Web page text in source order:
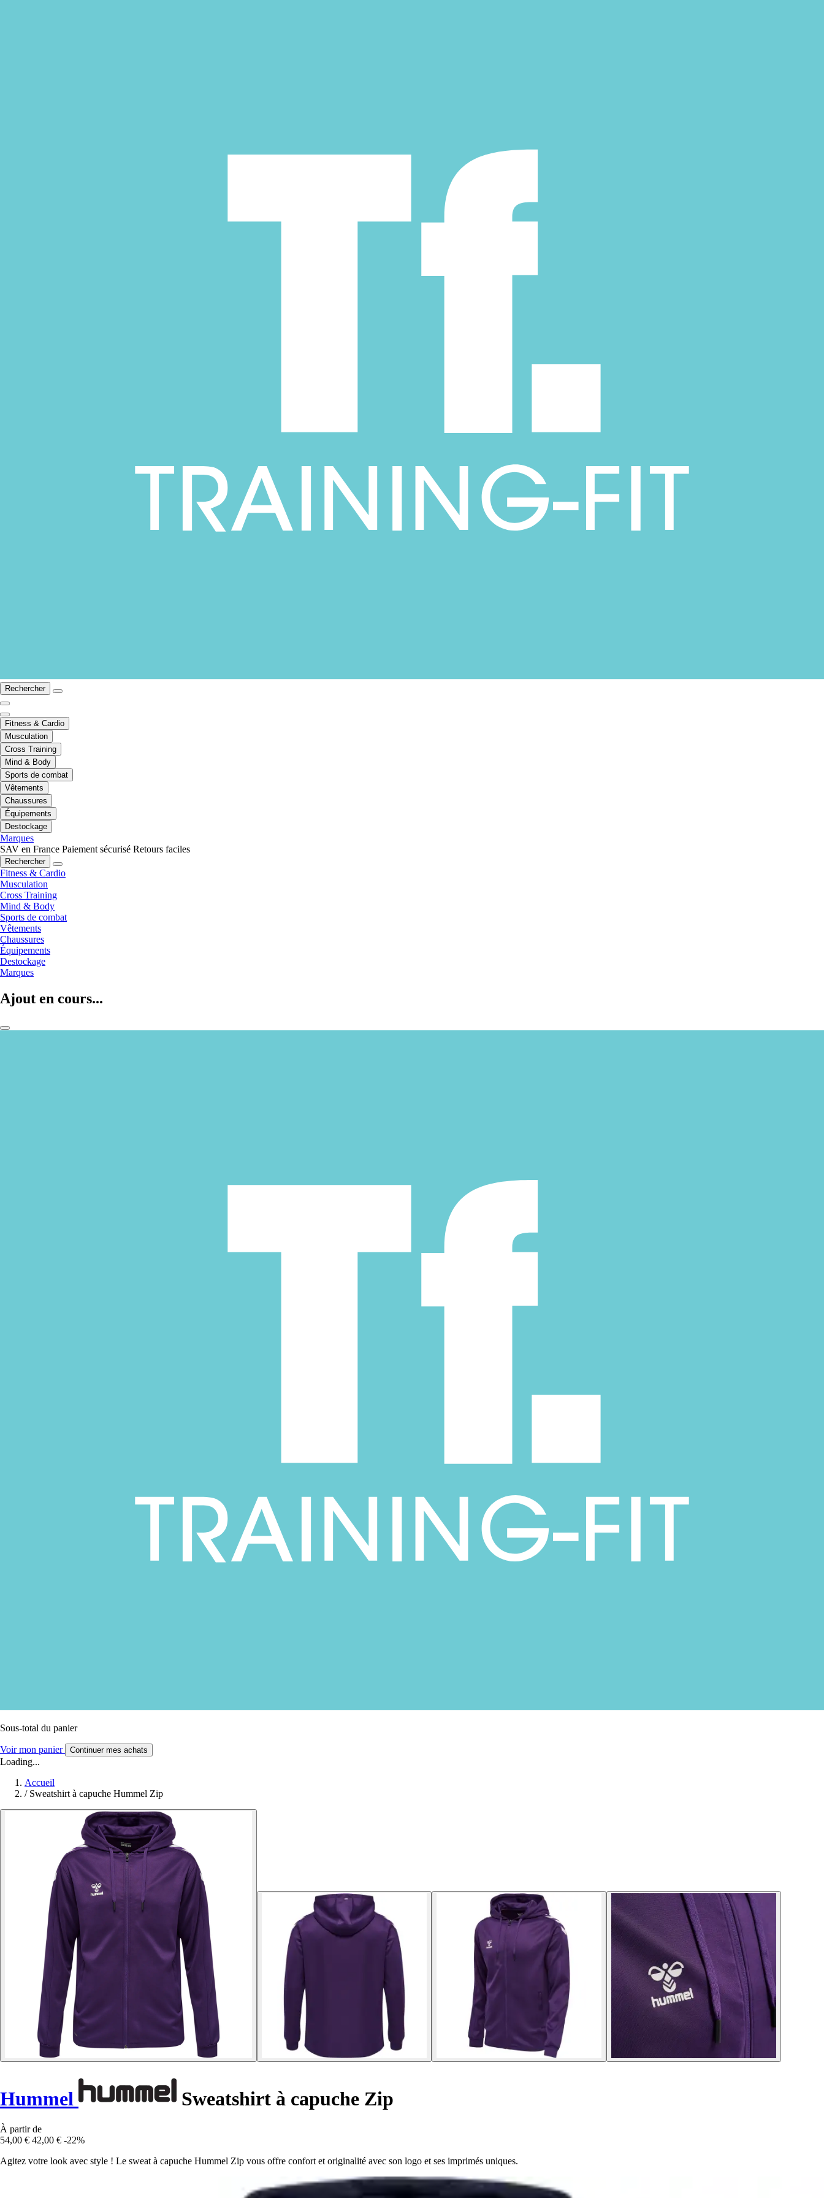
Rechercher
Fitness & Cardio
Musculation
Cross Training
Mind & Body
Sports de combat
Vêtements
Chaussures
Équipements
Destockage
Marques
SAV en France Paiement sécurisé Retours faciles
Rechercher
Fitness & Cardio
Musculation
Cross Training
Mind & Body
Sports de combat
Vêtements
Chaussures
Équipements
Destockage
Marques
Ajout en cours...
Sous-total du panier
Voir mon panier Continuer mes achats
Loading...
Accueil
/ Sweatshirt à capuche Hummel Zip
Hummel Sweatshirt à capuche Zip
À partir de
54,00 € 42,00 € -22%
Agitez votre look avec style ! Le sweat à capuche Hummel Zip vous offre confort et originalité avec son logo et ses imprimés uniques.